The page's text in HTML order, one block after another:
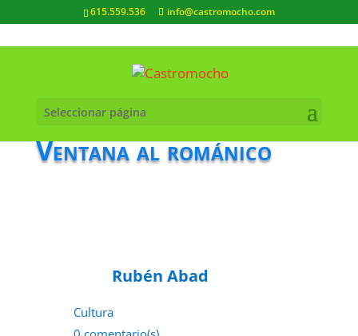
615.559.536 info@castromocho.com
Seleccionar página
Ventana al románico
Rubén Abad
Cultura